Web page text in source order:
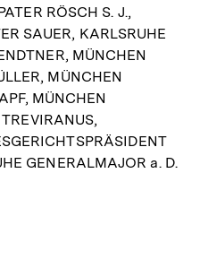
RÖSCH S. J.,
SAUER, KARLSRUHE
MÜNCHEN
MÜNCHEN
MÜNCHEN
GENERALMAJOR a. D.